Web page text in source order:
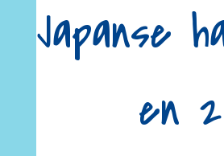
Japanse
en 2